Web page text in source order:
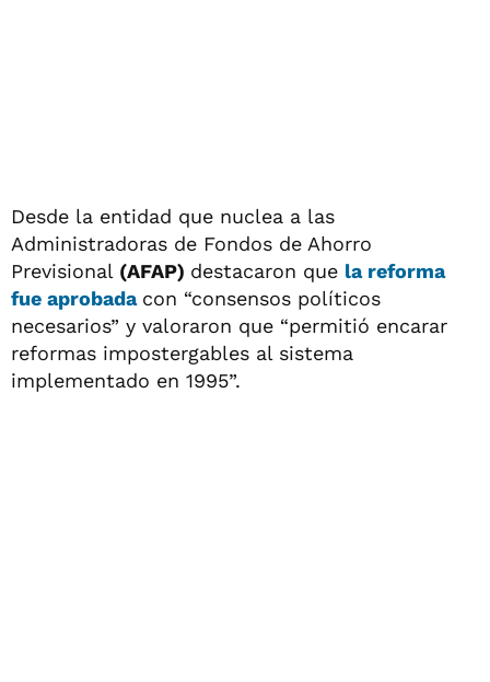
Desde la entidad que nuclea a las
Administradoras de Fondos de Ahorro
Previsional (AFAP) destacaron que la reforma
fue aprobada con “consensos políticos
necesarios” y valoraron que “permitió encarar
reformas impostergables al sistema
implementado en 1995”.